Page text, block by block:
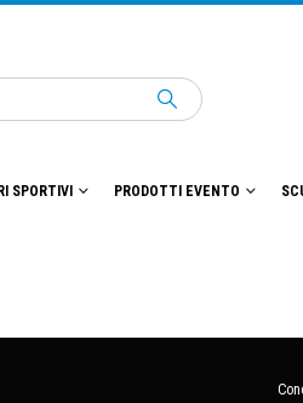
SPORTIVI PRODOTTI EVENTO